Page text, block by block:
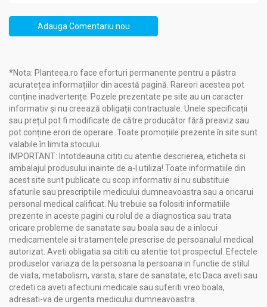
- inclusiv acizi grași saturați: 19g
Carbohidrați: 49g
- din care zaharuri: 2g
Săruri: 0,07g
Beneficii:
Ciocolata neagra 52%cacao mango fara zahar fara gluten
75g - TORRAS
Antioxidanți: Cacaoa din ciocolata neagră este bogată în
antioxidanți, cum ar fi flavonoidele și polifenolii, care pot
ajuta la protejarea celulelor împotriva daunelor
provocate de radicalii liberi și la reducerea stresului
oxidativ.
Sănătatea inimii: Consumul moderat de ciocolată
neagră poate contribui la îmbunătățirea sănătății inimii
prin reducerea tensiunii arteriale și a riscului de boli
cardiovasculare.
Sănătatea cerebrală: Cacaoa poate avea efecte pozitive
asupra funcției cognitive, inclusiv asupra memoriei și
concentrării.
Stimularea stării de spirit : Ciocolata neagră poate
Adauga Comentariu nou
*Nota: Planteea.ro face eforturi permanente pentru a păstra
acuratețea informațiilor din acestă pagină. Rareori acestea pot
conține inadvertențe. Pozele prezentate pe site au un caracter
informativ și nu creează obligații contractuale. Unele specificații
sau prețul pot fi modificate de către producător fără preaviz sau
pot conține erori de operare. Toate promoțiile prezente în site sunt
valabile în limita stocului.
IMPORTANT: Intotdeauna cititi cu atentie descrierea, eticheta si
ambalajul produsului inainte de a-l utiliza! Toate informatiile din
acest site sunt publicate cu scop informativ si nu substituie
sfaturile sau prescriptiile medicului dumneavoastra sau a oricarui
personal medical calificat. Nu trebuie sa folositi informatiile
prezente in aceste pagini cu rolul de a diagnostica sau trata
oricare probleme de sanatate sau boala sau de a inlocui
medicamentele si tratamentele prescrise de persoanalul medical
autorizat. Aveti obligatia sa cititi cu atentie tot prospectul. Efectele
produselor variaza de la persoana la persoana in functie de stilul
de viata, metabolism, varsta, stare de sanatate, etc Daca aveti sau
credeti ca aveti afectiuni medicale sau suferiti vreo boala,
adresati-va de urgenta medicului dumneavoastra.